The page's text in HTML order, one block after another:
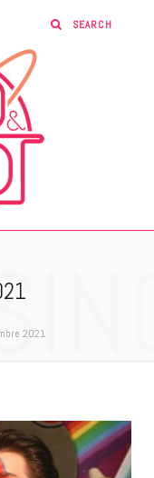
2021